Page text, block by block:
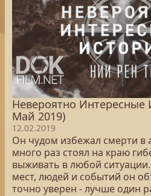
Невероятно Интересные
Май 2019)
12.02.2019
Он чудом избежал смерти в
много раз стоял на краю
выживать в любой
мест, людей и событий он
точно уверен - лучше один